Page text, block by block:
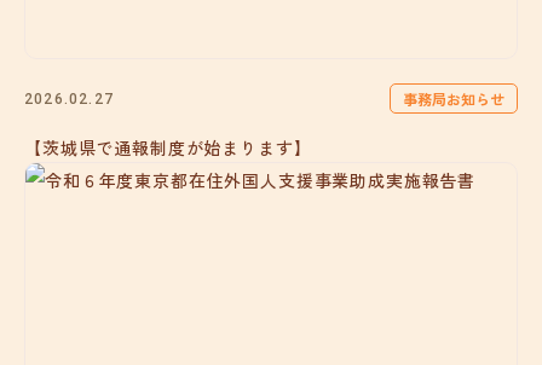
2026.02.27 事務局お知らせ
【茨城県で通報制度が始まります】